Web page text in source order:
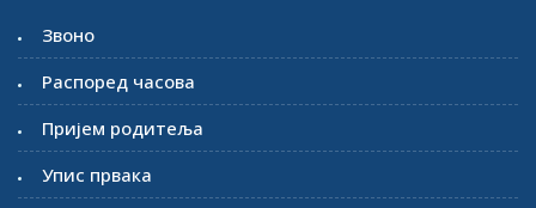
Звоно
Распоред часова
Пријем родитеља
Упис првака